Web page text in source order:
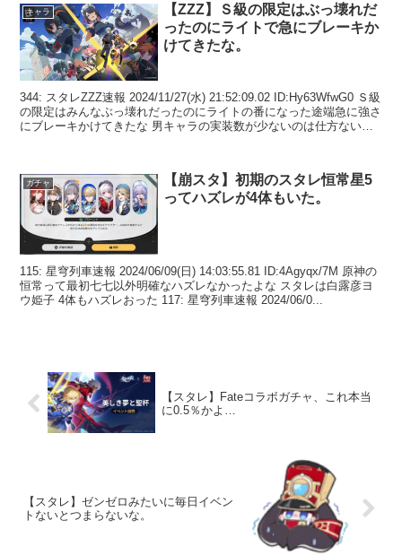
キャラ
【ZZZ】Ｓ級の限定はぶっ壊れだ
ったのにライトで急にブレーキか
けてきたな。
344: スタレZZZ速報 2024/11/27(水) 21:52:09.02 ID:Hy63WfwG0 Ｓ級
の限定はみんなぶっ壊れだったのにライトの番になった途端急に強さ
にブレーキかけてきたな 男キャラの実装数が少ないのは仕方ないけ
ガチャ
【崩スタ】初期のスタレ恒常星5
ってハズレが4体もいた。
115: 星穹列車速報 2024/06/09(日) 14:03:55.81 ID:4Agyqx/7M 原神の
恒常って最初七七以外明確なハズレなかったよな スタレは白露彦ヨ
ウ姫子 4体もハズレおった 117: 星穹列車速報 2024/06/0...
【スタレ】Fateコラボガチャ、これ本当
に0.5％かよ…
【スタレ】ゼンゼロみたいに毎日イベン
トないとつまらないな。